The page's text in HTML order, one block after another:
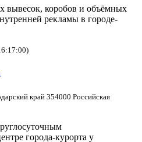
вывесок, коробов и объёмных
рекламы в городе-
край 354000 Российская
города-курорта у